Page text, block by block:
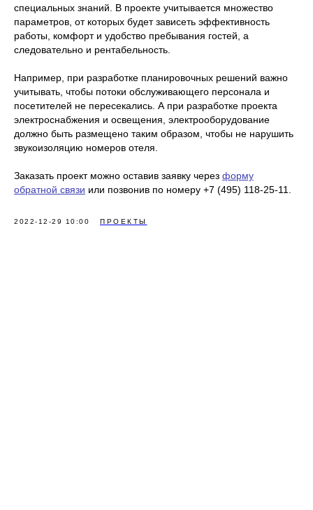
специальных знаний. В проекте учитывается множество
параметров, от которых будет зависеть эффективность
работы, комфорт и удобство пребывания гостей, а
следовательно и рентабельность.
Например, при разработке планировочных решений важно
учитывать, чтобы потоки обслуживающего персонала и
посетителей не пересекались. А при разработке проекта
электроснабжения и освещения, электрооборудование
должно быть размещено таким образом, чтобы не нарушить
звукоизоляцию номеров отеля.
Заказать проект можно оставив заявку через форму
обратной связи или позвонив по номеру +7 (495) 118-25-11.
2022-12-29 10:00 ПРОЕКТЫ